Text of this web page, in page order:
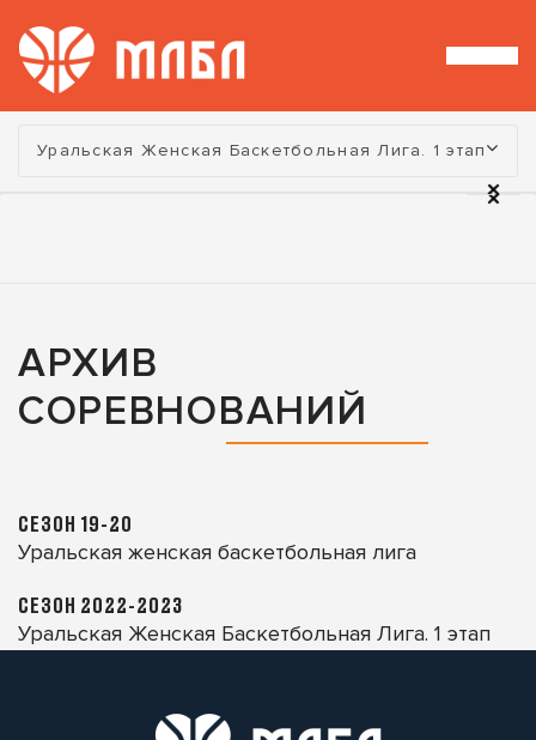
Турнир:
Уральская Женская Баскетбольная Лига. 1 этап
АРХИВ
СОРЕВНОВАНИЙ
СЕЗОН 19-20
Уральская женская баскетбольная лига
СЕЗОН 2022-2023
Уральская Женская Баскетбольная Лига. 1 этап